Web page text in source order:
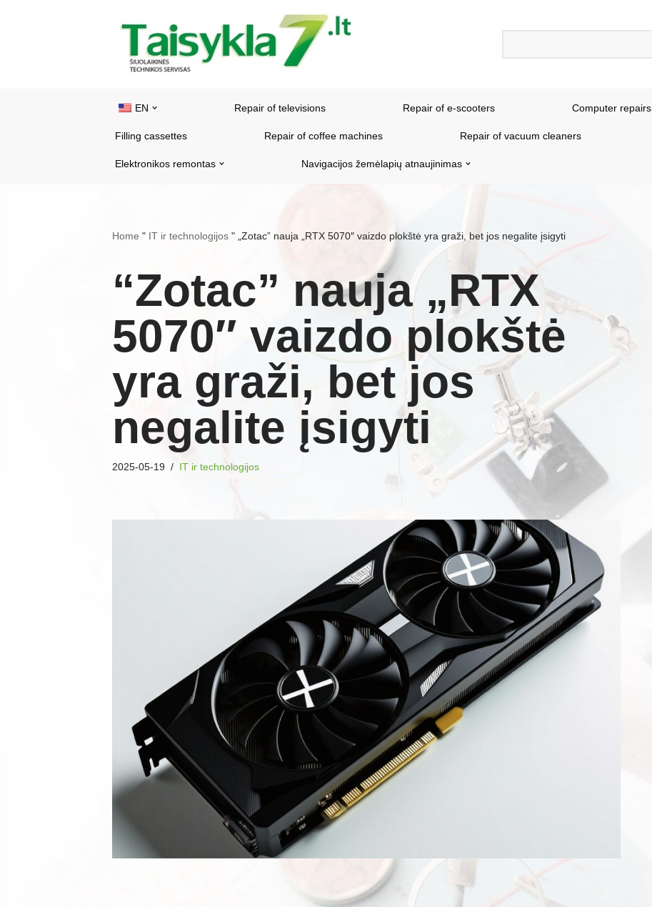
EN Repair of televisions Repair of e-scooters Computer repairs
Filling cassettes Repair of coffee machines Repair of vacuum cleaners
Elektronikos remontas Navigacijos žemėlapių atnaujinimas
Home " IT ir technologijos " „Zotac” nauja „RTX 5070″ vaizdo plokštė yra graži, bet jos negalite įsigyti
“Zotac” nauja „RTX
5070″ vaizdo plokštė
yra graži, bet jos
negalite įsigyti
2025-05-19 IT ir technologijos